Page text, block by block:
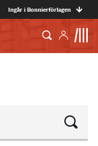
Ingår i Bonnierförlagen